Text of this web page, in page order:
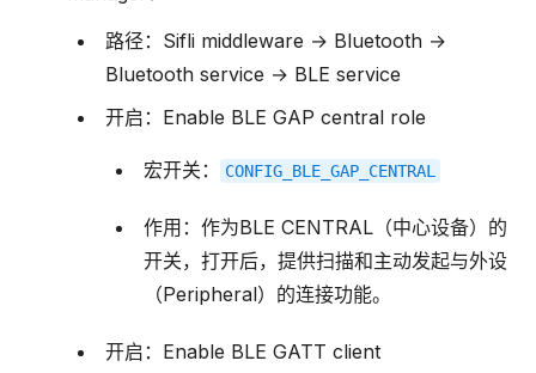
路径：Sifli middleware → Bluetooth →
Bluetooth service → BLE service
开启：Enable BLE GAP central role
宏开关： CONFIG_BLE_GAP_CENTRAL
作用：作为BLE CENTRAL（中心设备）的
开关，打开后，提供扫描和主动发起与外设
（Peripheral）的连接功能。
开启：Enable BLE GATT client